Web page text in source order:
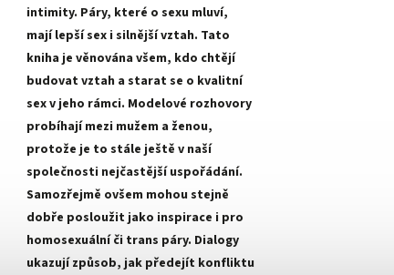
intimity. Páry, které o sexu mluví,
mají lepší sex i silnější vztah. Tato
kniha je věnována všem, kdo chtějí
budovat vztah a starat se o kvalitní
sex v jeho rámci. Modelové rozhovory
probíhají mezi mužem a ženou,
protože je to stále ještě v naší
společnosti nejčastější uspořádání.
Samozřejmě ovšem mohou stejně
dobře posloužit jako inspirace i pro
homosexuální či trans páry. Dialogy
ukazují způsob, jak předejít konfliktu